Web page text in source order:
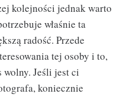
kolejności jednak warto
właśnie ta
radość. Przede
tej osoby i to,
wolny. Jeśli jest ci
koniecznie